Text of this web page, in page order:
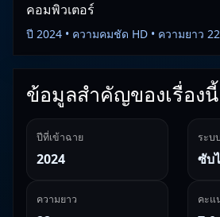
คอมพิวเตอร์
ปี 2024 • ความคมชัด HD • ความยาว
ข้อมูลสำคัญของเรื่องนี้
ปีที่เข้าฉาย
2024
ระบ
ซับ
ความยาว คะแ